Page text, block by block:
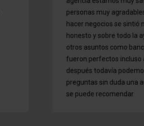
personas muy
hacer negocios se sintió
honesto y sobre todo la
otros asuntos como
fueron perfectos incluso
después todavía
preguntas sin duda una
se puede recomendar